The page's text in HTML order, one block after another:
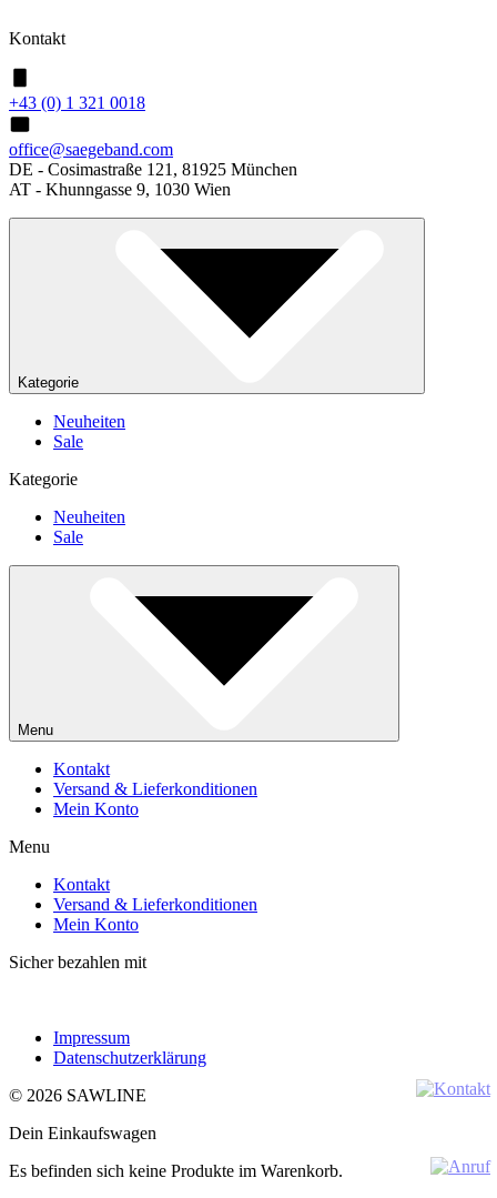
Kontakt
+43 (0) 1 321 0018
office@saegeband.com
DE - Cosimastraße 121, 81925 München
AT - Khunngasse 9, 1030 Wien
Kategorie
Neuheiten
Sale
Kategorie
Neuheiten
Sale
Menu
Kontakt
Versand & Lieferkonditionen
Mein Konto
Menu
Kontakt
Versand & Lieferkonditionen
Mein Konto
Sicher bezahlen mit
Impressum
Datenschutzerklärung
© 2026 SAWLINE
Dein Einkaufswagen
Es befinden sich keine Produkte im Warenkorb.